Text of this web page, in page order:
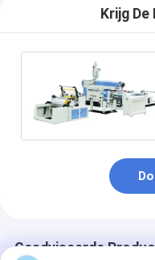
Krijg
Geadviseerde